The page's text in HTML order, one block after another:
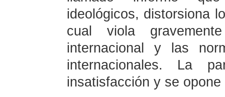
ideológicos, distorsiona
cual viola
internacional y las
internacionales. La
insatisfacción y se